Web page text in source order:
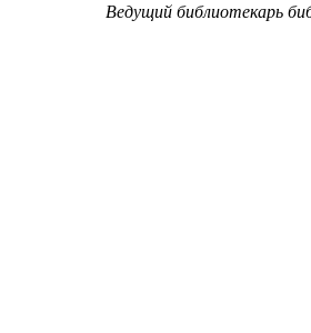
Ведущий библиотекарь